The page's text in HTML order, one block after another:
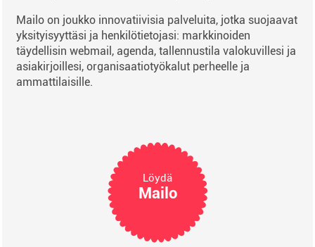
Mailo on joukko innovatiivisia palveluita, jotka suojaavat
yksityisyyttäsi ja henkilötietojasi: markkinoiden
täydellisin webmail, agenda, tallennustila valokuvillesi ja
asiakirjoillesi, organisaatiotyökalut perheelle ja
ammattilaisille.
Löydä
Mailo